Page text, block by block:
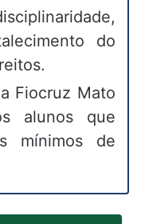
do
Fiocruz Mato
alunos que
mínimos de